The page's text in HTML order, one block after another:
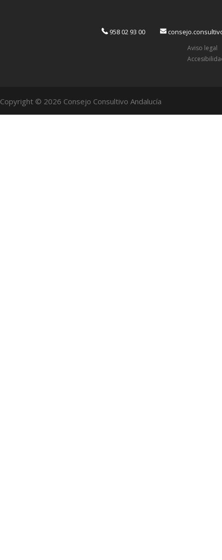
958 02 93 00
Aviso legal
Copyright © 2026 Consejo Consultivo Andalucía